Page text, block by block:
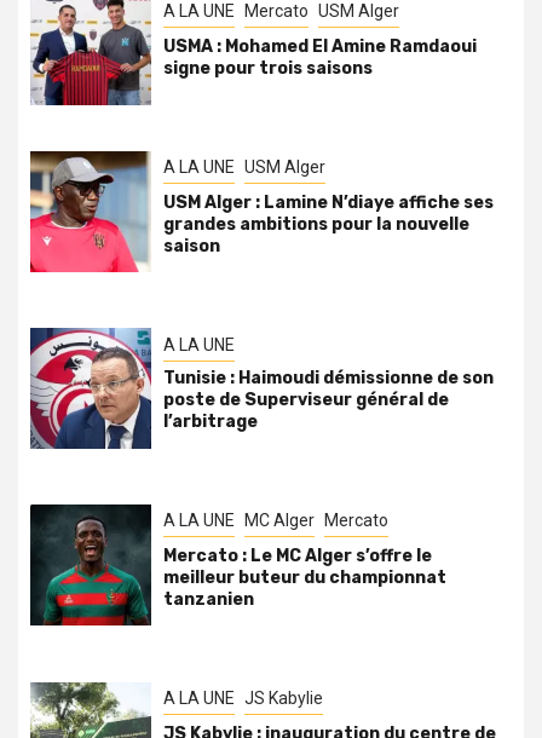
A LA UNE Mercato USM Alger
USMA : Mohamed El Amine Ramdaoui
signe pour trois saisons
A LA UNE USM Alger
USM Alger : Lamine N’diaye affiche ses
grandes ambitions pour la nouvelle
saison
A LA UNE
Tunisie : Haimoudi démissionne de son
poste de Superviseur général de
l’arbitrage
A LA UNE MC Alger Mercato
Mercato : Le MC Alger s’offre le
meilleur buteur du championnat
tanzanien
A LA UNE JS Kabylie